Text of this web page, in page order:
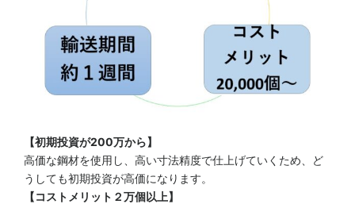
【初期投資が200万から】
高価な鋼材を使用し、高い寸法精度で仕上げていくため、ど
うしても初期投資が高価になります。
【コストメリット２万個以上】